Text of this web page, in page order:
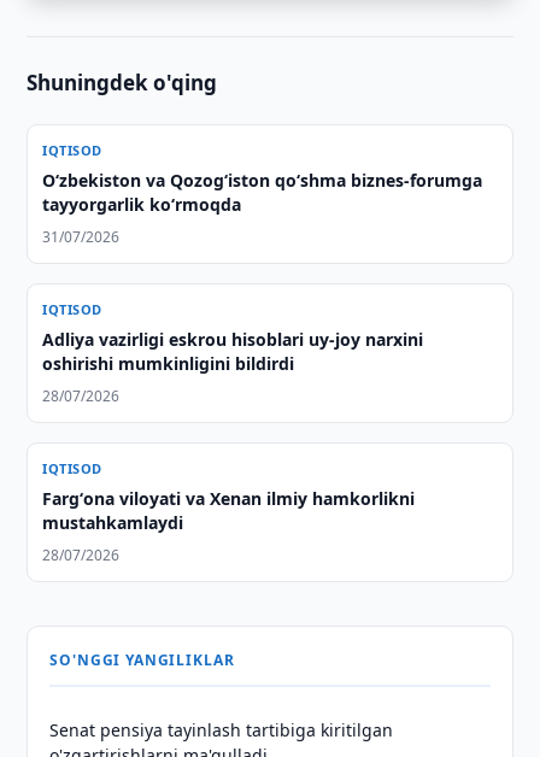
Shuningdek o'qing
IQTISOD
O‘zbekiston va Qozog‘iston qo‘shma biznes-forumga
tayyorgarlik ko‘rmoqda
31/07/2026
IQTISOD
Adliya vazirligi eskrou hisoblari uy-joy narxini
oshirishi mumkinligini bildirdi
28/07/2026
IQTISOD
Fargʻona viloyati va Xenan ilmiy hamkorlikni
mustahkamlaydi
28/07/2026
SO'NGGI YANGILIKLAR
Senat pensiya tayinlash tartibiga kiritilgan